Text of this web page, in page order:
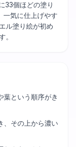
33個ほどの塗り
一気に仕上げやす
ル塗り絵が初め
。
葉という順序がき
、その上から濃い